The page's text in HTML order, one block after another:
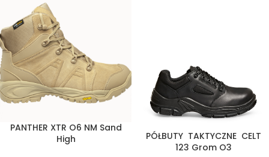
PANTHER XTR O6 NM Sand
High
PÓŁBUTY TAKTYCZNE CELT
123 Grom O3